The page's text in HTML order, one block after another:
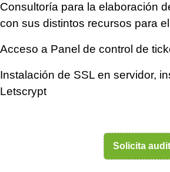
Consultoría para la elaboración
con sus distintos recursos para
Acceso a Panel de control de
Instalación de SSL en servidor,
Letscrypt